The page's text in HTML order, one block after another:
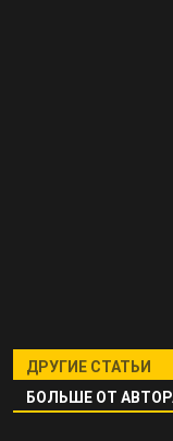
ДРУГИЕ СТАТЬИ
БОЛЬШЕ ОТ